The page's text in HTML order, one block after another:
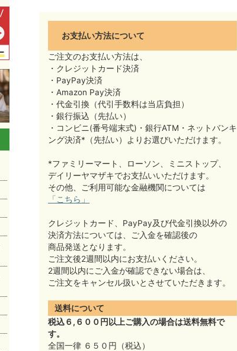
お支払い方法について
ご注文のお支払い方法は、
・クレジットカード決済
・PayPay決済
・Amazon Pay決済
・代金引換（代引手数料は当店負担）
・銀行振込（先払い）
・コンビニ(番号端末式)・銀行ATM・ネットバンキ
ング決済*（先払い）よりお選びいただけます。
*ファミリーマート、ローソン、ミニストップ、
デイリーヤマザキでお支払いいただけます。
その他、ご利用可能な金融機関については
「こちら」
クレジットカード、PayPay及び代金引換以外の
決済方法については、ご入金を確認後の
商品発送となります。
ご注文後2週間以内にお支払いください。
2週間以内にご入金が確認できない場合は、
ご注文をキャンセル扱いとさせていただきます。
送料について
税込６,６００円以上ご購入の場合は送料無料で
す。
全国一律 ６５０円（税込）